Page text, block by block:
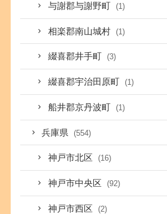
与謝郡与謝野町 (1)
相楽郡南山城村 (1)
綴喜郡井手町 (3)
綴喜郡宇治田原町 (1)
船井郡京丹波町 (1)
兵庫県 (554)
神戸市北区 (16)
神戸市中央区 (92)
神戸市西区 (2)